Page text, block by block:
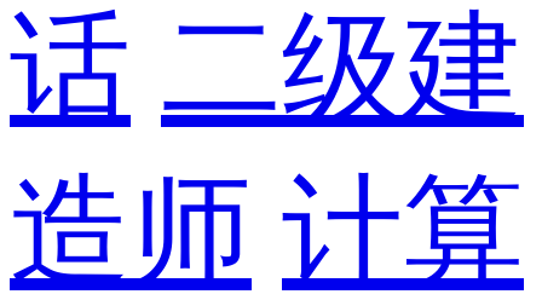
话 二级建
造师 计算